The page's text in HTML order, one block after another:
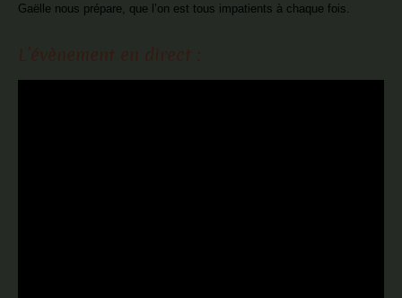
Gaëlle nous prépare, que l’on est tous impatients à chaque fois.